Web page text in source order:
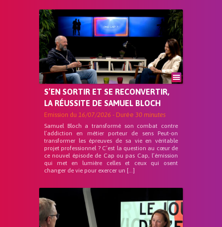
S’EN SORTIR ET SE RECONVERTIR,
LA RÉUSSITE DE SAMUEL BLOCH
Emission du 16/07/2026 - Durée 30 minutes
Samuel Bloch a transformé son combat contre
l’addiction en métier porteur de sens Peut-on
transformer les épreuves de sa vie en véritable
projet professionnel ? C’est la question au cœur de
ce nouvel épisode de Cap ou pas Cap, l’émission
qui met en lumière celles et ceux qui osent
changer de vie pour exercer un […]